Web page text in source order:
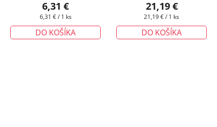
darčeková krabička zadarmo
6,31 €
Jednotková
6,31 € / 1 ks
DO KOŠÍKA
21,19 €
Jednotková
21,19 € / 1 ks
DO KOŠÍKA